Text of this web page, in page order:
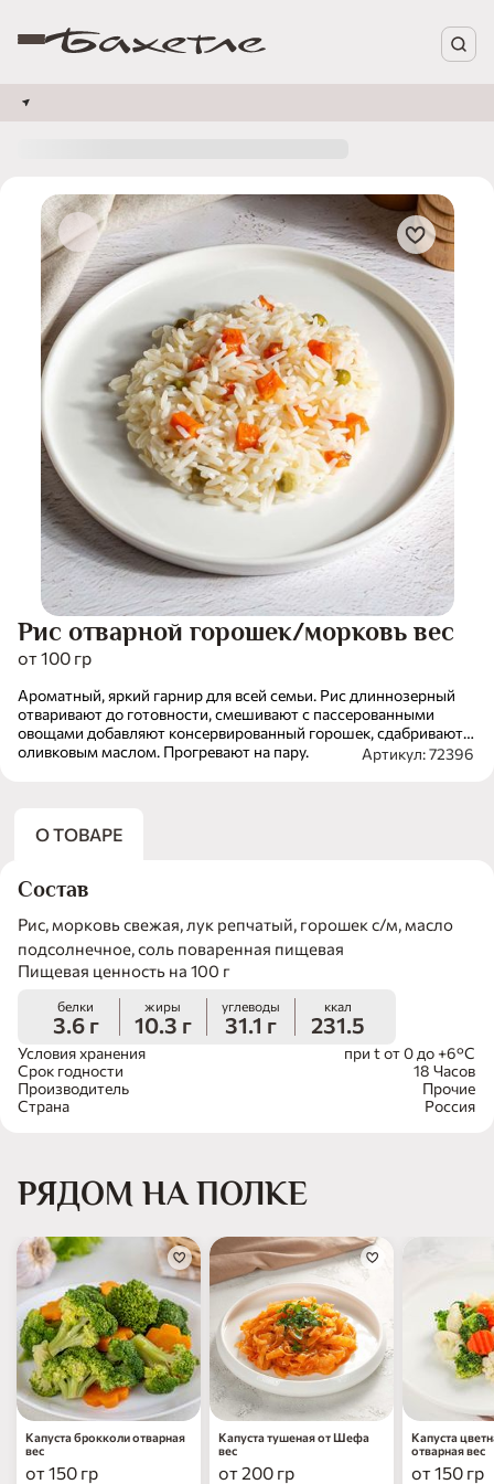
Рис отварной горошек/морковь вес
от 100 гр
Ароматный, яркий гарнир для всей семьи. Рис длиннозерный
отваривают до готовности, смешивают с пассерованными
овощами добавляют консервированный горошек, сдабривают
оливковым маслом. Прогревают на пару.
Артикул: 72396
О ТОВАРЕ
Пищевая ценность на 100 г
белки
3.6 г
жиры
10.3 г
углеводы
31.1 г
ккал
231.5
Условия хранения
при t от 0 до +6°С
Срок годности
18 Часов
Производитель
Прочие
Страна
Россия
Состав
Рис, морковь свежая, лук репчатый, горошек с/м, масло
подсолнечное, соль поваренная пищевая
РЯДОМ НА ПОЛКЕ
Капуста брокколи отварная
вес
от 150 гр
Капуста тушеная от Шефа
вес
от 200 гр
Капуста
отварная вес
от 150 гр